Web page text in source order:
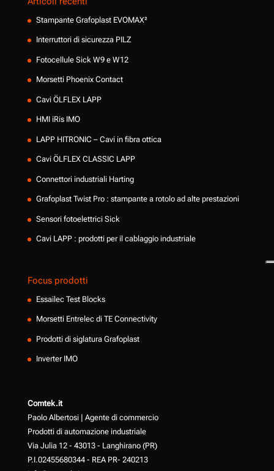
Stampante Grafoplast EVOMAX²
Interruttori di sicurezza PILZ
Fotocellule Sick W9 e W12
Morsetti Phoenix Contact
Cavi ÖLFLEX LAPP
HMI iRis IMO
LAPP HITRONIC – Cavi in fibra ottica
Cavi ÖLFLEX CLASSIC LAPP
Connettori industriali Harting
Grafoplast Twist Pro : stampante a rotolo ad alte prestazioni
Sensori fotoelettrici Sick
Cavi LAPP : prodotti per il cablaggio industriale
Focus prodotti
Essailec Test Blocks
Morsetti Entrelec di TE Connectivity
Prodotti di siglatura Grafoplast
Inverter IMO
Comtek.it
Paolo Albertosi | Agente di commercio
Prodotti di automazione industriale
Via Julia 12 - 43013 - Langhirano (PR)
P.I.02455680344 - REA PR- 240213